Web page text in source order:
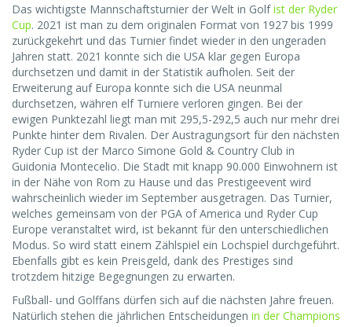
Das wichtigste Mannschaftsturnier der Welt in Golfist der Ryder
Cup. 2021 ist man zu dem originalen Format von 1927 bis 1999
zurückgekehrt und das Turnier findet wieder in den ungeraden
Jahren statt. 2021 konnte sich die USA klar gegen Europa
durchsetzen und damit in der Statistik aufholen. Seit der
Erweiterung auf Europa konnte sich die USA neunmal
durchsetzen, währen elf Turniere verloren gingen. Bei der
ewigen Punktezahl liegt man mit 295,5-292,5 auch nur mehr drei
Punkte hinter dem Rivalen. Der Austragungsort für den nächsten
Ryder Cup ist der Marco Simone Gold & Country Club in
Guidonia Montecelio. Die Stadt mit knapp 90.000 Einwohnern ist
in der Nähe von Rom zu Hause und das Prestigeevent wird
wahrscheinlich wieder im September ausgetragen. Das Turnier,
welches gemeinsam von der PGA of America und Ryder Cup
Europe veranstaltet wird, ist bekannt für den unterschiedlichen
Modus. So wird statt einem Zählspiel ein Lochspiel durchgeführt.
Ebenfalls gibt es kein Preisgeld, dank des Prestiges sind
trotzdem hitzige Begegnungen zu erwarten.
Fußball- und Golffans dürfen sich auf die nächsten Jahre freuen.
Natürlich stehen die jährlichen Entscheidungen in der Champions